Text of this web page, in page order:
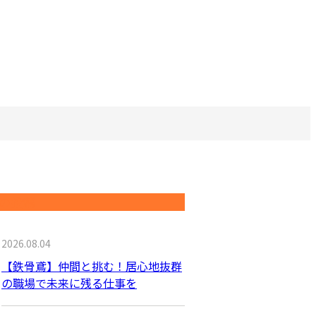
2026.08.04
【鉄骨鳶】仲間と挑む！居心地抜群
の職場で未来に残る仕事を